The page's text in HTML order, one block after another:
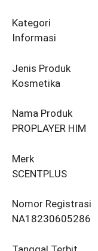
Kategori
Informasi
Jenis Produk
Kosmetika
Nama Produk
PROPLAYER HIM
Merk
SCENTPLUS
Nomor Registrasi
NA18230605286